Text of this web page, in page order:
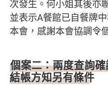
次發生。何小姐其後亦
並表示A餐館已自餐牌
本會，感謝本會協調令
個案二：兩度查詢
結帳方知另有條件